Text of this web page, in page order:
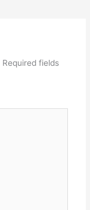
Required fields